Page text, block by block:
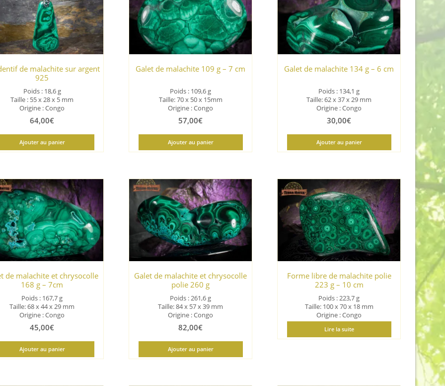
ancien
de malachite sur argent
925
Poids : 18,6 g
Taille : 55 x 28 x 5 mm
Origine : Congo
64,00€
Ajouter au panier
Galet de malachite 109 g – 7 cm
Poids : 109,6 g
Taille: 70 x 50 x 15mm
Origine : Congo
57,00€
Ajouter au panier
Galet de malachite 134 g – 6 cm
Poids : 134,1 g
Taille: 62 x 37 x 29 mm
Origine : Congo
30,00€
Ajouter au panier
de malachite et chrysocolle
168 g – 7cm
Poids : 167,7 g
Taille: 68 x 44 x 29 mm
Origine : Congo
45,00€
Ajouter au panier
Galet de malachite et chrysocolle
polie 260 g
Poids : 261,6 g
Taille: 84 x 57 x 39 mm
Origine : Congo
82,00€
Ajouter au panier
Forme libre de malachite polie
223 g – 10 cm
Poids : 223,7 g
Taille: 100 x 70 x 18 mm
Origine : Congo
Lire la suite